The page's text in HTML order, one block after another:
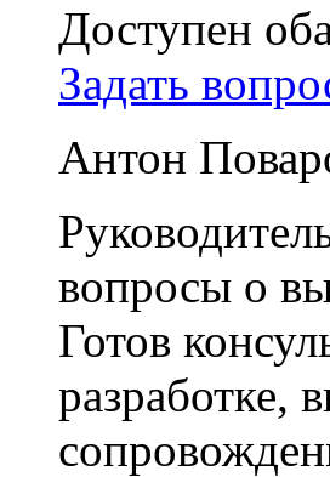
Доступен
Задать
Антон
вопросы о
Готов
разработке,